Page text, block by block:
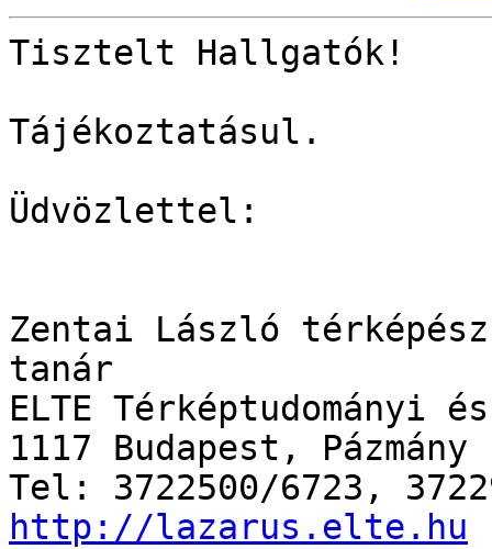
Tisztelt Hallgatók!
Tájékoztatásul.
Üdvözlettel:
Zentai László
tanár
ELTE Térképtudományi
1117 Budapest,
http://lazarus.elte.hu